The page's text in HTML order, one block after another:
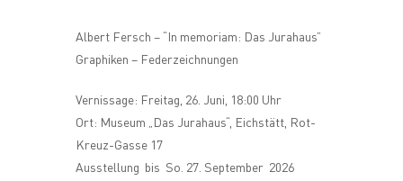
Albert Fersch – “In memoriam: Das Jurahaus”
Graphiken – Federzeichnungen
Vernissage: Freitag, 26. Juni, 18:00 Uhr
Ort: Museum „Das Jurahaus“, Eichstätt, Rot-
Kreuz-Gasse 17
Ausstellung bis So. 27. September 2026